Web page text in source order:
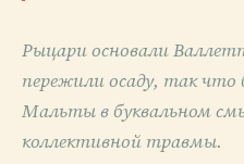
Рыцари основали
пережили осаду, так что
Мальты в буквальном
коллективной травмы.